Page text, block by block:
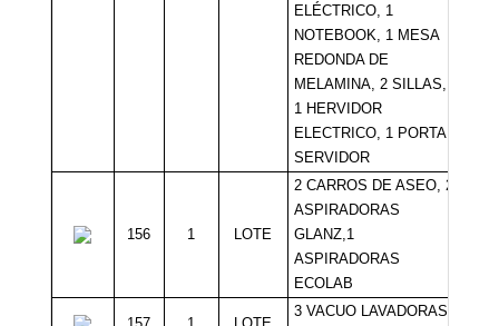
ELÉCTRICO, 1
NOTEBOOK, 1 MESA
REDONDA DE
MELAMINA, 2 SILLAS,
1 HERVIDOR
ELECTRICO, 1 PORTA
SERVIDOR
156 1 LOTE
2 CARROS DE ASEO, 2
ASPIRADORAS
GLANZ,1
ASPIRADORAS
ECOLAB
3 VACUO LAVADORAS